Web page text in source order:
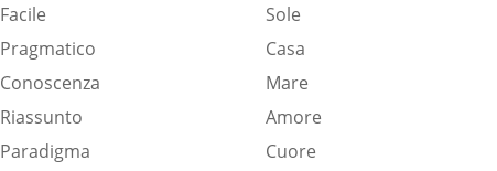
Facile
Pragmatico
Conoscenza
Riassunto
Paradigma
Sole
Casa
Mare
Amore
Cuore